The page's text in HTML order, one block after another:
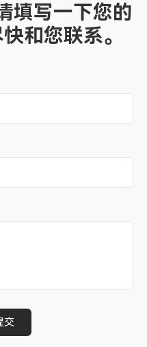
填写一下您的
和您联系。
交